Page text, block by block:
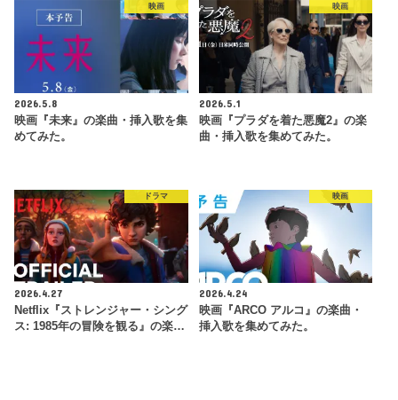
映画
2026.5.8
映画『未来』の楽曲・挿入歌を集
めてみた。
映画
2026.5.1
映画『プラダを着た悪魔2』の楽
曲・挿入歌を集めてみた。
ドラマ
2026.4.27
Netflix『ストレンジャー・シング
ス: 1985年の冒険 を観 る』の楽…
映画
2026.4.24
映画『ARCO アルコ』の楽曲・
挿入歌を集めてみた。